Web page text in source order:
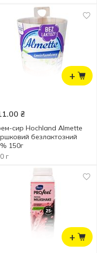
+
₴
сир Hochland Almette
безлактозний
150г
г
+